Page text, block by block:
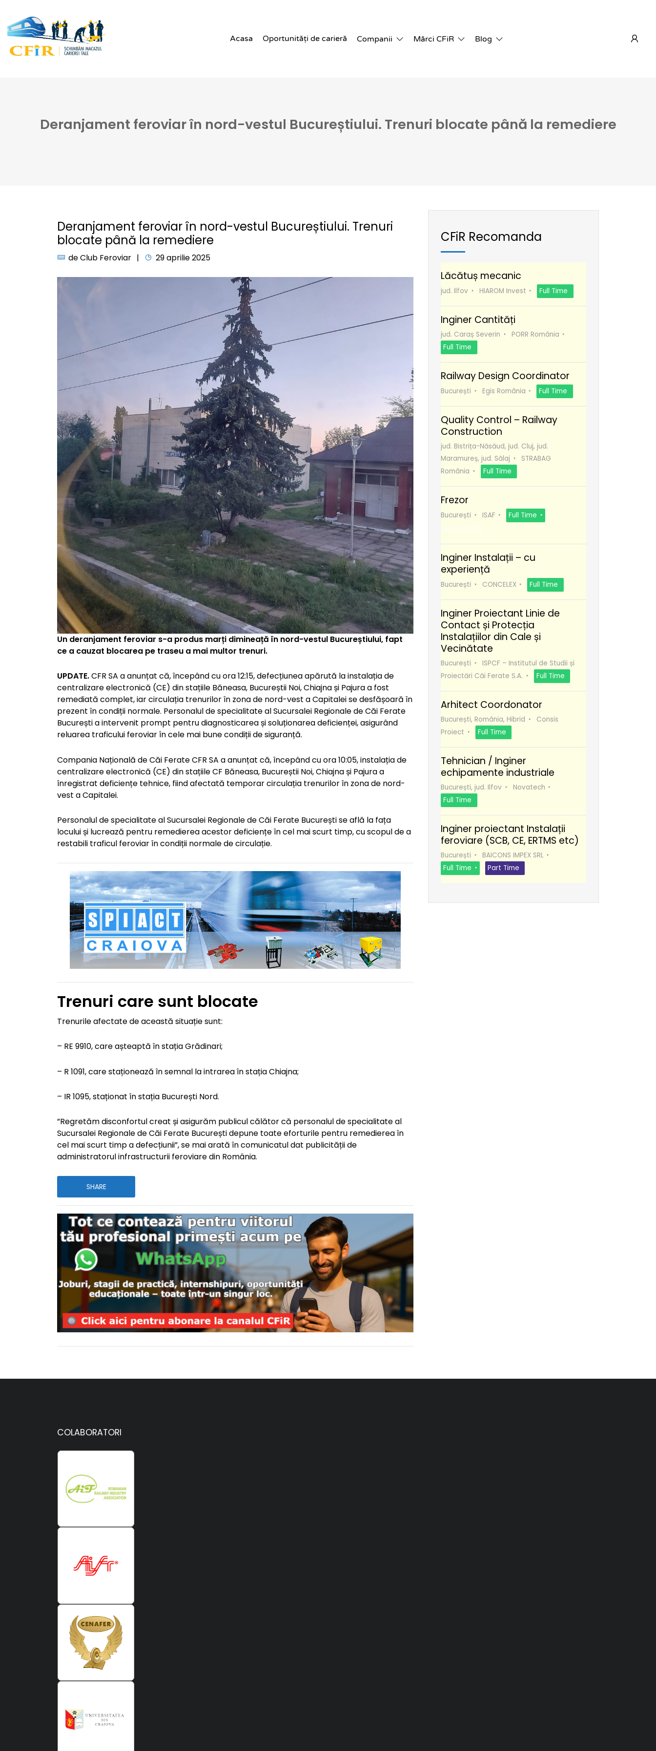
Acasa Oportunități de carieră Companii Mărci CFiR Blog
Deranjament feroviar în nord-vestul Bucureștiului. Trenuri blocate până la remediere
Deranjament feroviar în nord-vestul Bucureștiului. Trenuri
blocate până la remediere
deClub Feroviar 29 aprilie 2025
Un deranjament feroviar s-a produs marți dimineață în nord-vestul Bucureștiului, fapt
ce a cauzat blocarea pe traseu a mai multor trenuri.
UPDATE.CFR SA a anunțat că, începând cu ora 12:15, defecțiunea apărută la instalația de
centralizare electronică (CE) din stațiile Băneasa, Bucureștii Noi, Chiajna și Pajura a fost
remediată complet, iar circulația trenurilor în zona de nord-vest a Capitalei se desfășoară în
prezent în condiții normale. Personalul de specialitate al Sucursalei Regionale de Căi Ferate
București a intervenit prompt pentru diagnosticarea și soluționarea deficienței, asigurând
reluarea traficului feroviar în cele mai bune condiții de siguranță.
Compania Națională de Căi Ferate CFR SA a anunțat că, începând cu ora 10:05, instalația de
centralizare electronică (CE) din stațiile CF Băneasa, Bucureștii Noi, Chiajna și Pajura a
înregistrat deficiențe tehnice, fiind afectată temporar circulația trenurilor în zona de nord-
vest a Capitalei.
Personalul de specialitate al Sucursalei Regionale de Căi Ferate București se află la fața
locului și lucrează pentru remedierea acestor deficiențe în cel mai scurt timp, cu scopul de a
restabili traficul feroviar în condiții normale de circulație.
Trenuri care sunt blocate
Trenurile afectate de această situație sunt:
– RE 9910, care așteaptă în stația Grădinari;
– R 1091, care staționează în semnal la intrarea în stația Chiajna;
– IR 1095, staționat în stația București Nord.
”Regretăm disconfortul creat și asigurăm publicul călător că personalul de specialitate al
Sucursalei Regionale de Căi Ferate București depune toate eforturile pentru remedierea în
cel mai scurt timp a defecțiunii”, se mai arată în comunicatul dat publicității de
administratorul infrastructurii feroviare din România.
SHARE
CFiR Recomanda
Lăcătuș mecanic
jud. Ilfov HIAROM Invest Full Time
Inginer Cantități
jud. Caraș Severin
PORR România
Full Time
Railway Design Coordinator
București Egis România Full Time
Quality Control – Railway
Construction
jud. Bistrița-Năsăud, jud. Cluj, jud.
Maramureș, jud. Sălaj
STRABAG
România
Full Time
Frezor
București ISAF
Full Time
Recomanda
Inginer Instalații – cu
experiență
București CONCELEX Full Time
Inginer Proiectant Linie de
Contact și Protecția
Instalațiilor din Cale și
Vecinătate
București
ISPCF – Institutul de Studii și
Proiectări Căi Ferate S.A.
Full Time
Arhitect Coordonator
București, România, Hibrid
Consis
Proiect
Full Time
Tehnician / Inginer
echipamente industriale
București, jud. Ilfov
Novatech
Full Time
Inginer proiectant Instalații
feroviare (SCB, CE, ERTMS etc)
București
BAICONS IMPEX SRL
Full Time
Part Time
COLABORATORI